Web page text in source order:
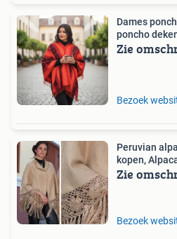
Dames
poncho
Zie
Bezoek
Peruvian
kopen,
Zie
Bezoek